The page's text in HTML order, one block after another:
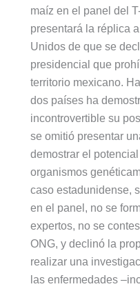
maíz en el panel del
presentará la réplica
Unidos de que se
presidencial que
territorio mexicano.
dos países ha
incontrovertible su
se omitió presentar
demostrar el
organismos
caso estadunidense,
en el panel, no se
expertos, no se
ONG, y declinó la
realizar una
las enfermedades